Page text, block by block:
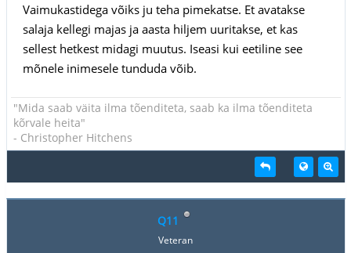
Vaimukastidega võiks ju teha pimekatse. Et avatakse
salaja kellegi majas ja aasta hiljem uuritakse, et kas
sellest hetkest midagi muutus. Iseasi kui eetiline see
mõnele inimesele tunduda võib.
"Mida saab väita ilma tõenditeta, saab ka ilma tõenditeta
kõrvale heita"
- Christopher Hitchens
Q11
Veteran